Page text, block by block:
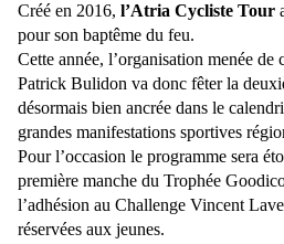
Créé en 2016, l’Atria Cycliste Tour
pour son baptême du feu.
Cette année, l’organisation menée
Patrick Bulidon va donc fêter la
désormais bien ancrée dans le
grandes manifestations sportives
Pour l’occasion le programme sera
première manche du Trophée
l’adhésion au Challenge Vincent
réservées aux jeunes.